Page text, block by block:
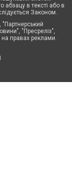
абзацу в тексті або в
Законом.
"Пресреліз",
на правах реклами.